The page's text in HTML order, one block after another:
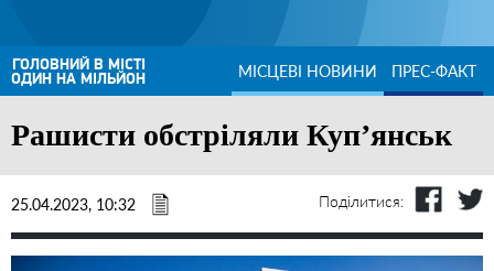
ГОЛОВНИЙ В МІСТІ
ОДИН НА МІЛЬЙОН МІСЦЕВІ НОВИНИ ПРЕС-ФАКТ
Рашисти обстріляли Куп’янськ
25.04.2023, 10:32 Поділитися: